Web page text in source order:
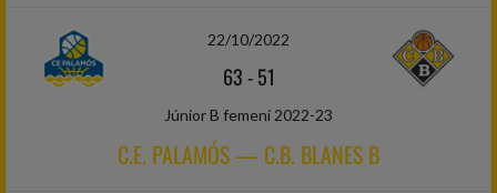
22/10/2022
63-51
Júnior B femení 2022-23
C.E. PALAMÓS — C.B. BLANES B